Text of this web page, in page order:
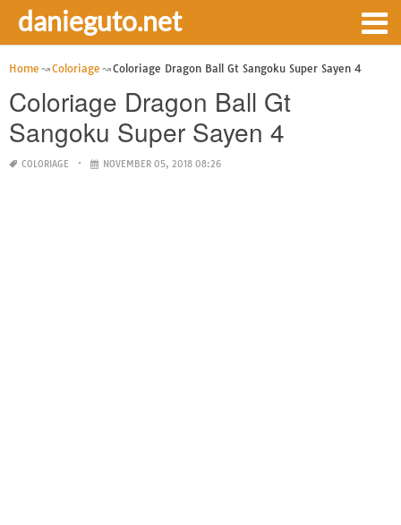
danieguto.net
Home Coloriage Coloriage Dragon Ball Gt Sangoku Super Sayen 4
Coloriage Dragon Ball Gt
Sangoku Super Sayen 4
COLORIAGE NOVEMBER 05, 2018 08:26